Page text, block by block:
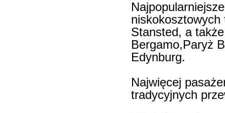
Stansted, a
Bergamo,Paryż
Edynburg.
Najwięcej
tradycyjnych